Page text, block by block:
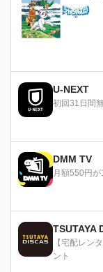
U-NEXT
初回31日間
DMM TV
月額550円が
TSUTAYA
【宅配レン
ント